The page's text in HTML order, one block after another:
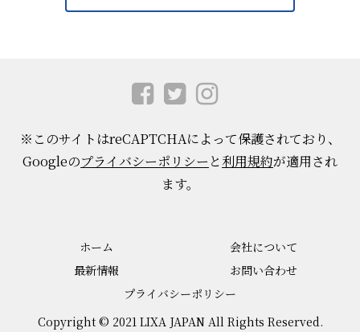
※このサイトはreCAPTCHAによって保護されており、
Googleのプライバシーポリシーと利用規約が適用され
ます。
ホーム
会社について
最新情報
お問い合わせ
プライバシーポリシー
Copyright © 2021 LIXA JAPAN All Rights Reserved.